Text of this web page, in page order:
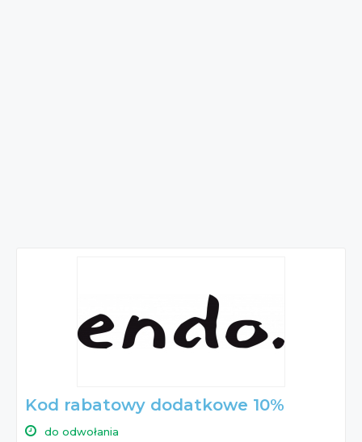
Kod rabatowy dodatkowe 10%
do odwołania